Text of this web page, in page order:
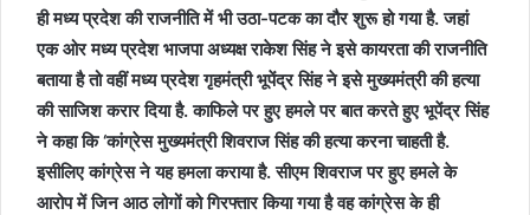
ही मध्य प्रदेश की राजनीति में भी उठा-पटक का दौर शुरू हो गया है. जहां
एक ओर मध्य प्रदेश भाजपा अध्यक्ष राकेश सिंह ने इसे कायरता की राजनीति
बताया है तो वहीं मध्य प्रदेश गृहमंत्री भूपेंद्र सिंह ने इसे मुख्यमंत्री की हत्या
की साजिश करार दिया है. काफिले पर हुए हमले पर बात करते हुए भूपेंद्र सिंह
ने कहा कि ‘कांग्रेस मुख्यमंत्री शिवराज सिंह की हत्या करना चाहती है.
इसीलिए कांग्रेस ने यह हमला कराया है. सीएम शिवराज पर हुए हमले के
आरोप में जिन आठ लोगों को गिरफ्तार किया गया है वह कांग्रेस के ही